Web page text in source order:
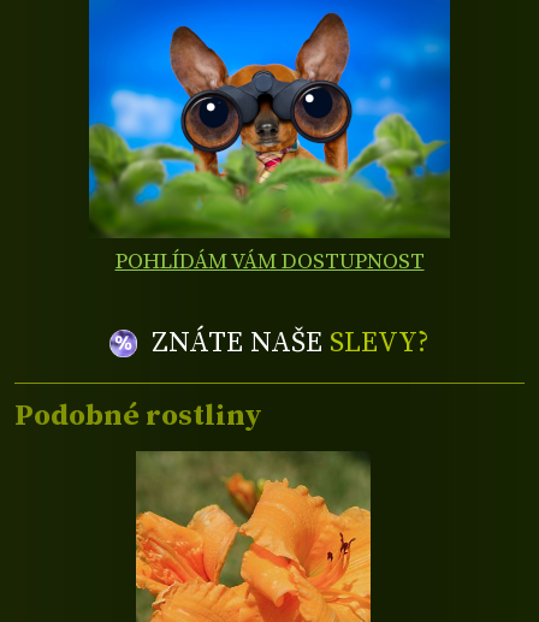
POHLÍDÁM VÁM DOSTUPNOST
ZNÁTE NAŠE SLEVY?
Podobné rostliny